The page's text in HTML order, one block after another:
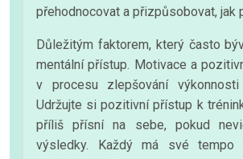
přehodnocovat a přizpůsobovat, jak
Důležitým faktorem, který často
mentální přístup. Motivace a
v procesu zlepšování
Udržujte si pozitivní přístup k
příliš přísní na sebe, pokud
výsledky. Každý má své